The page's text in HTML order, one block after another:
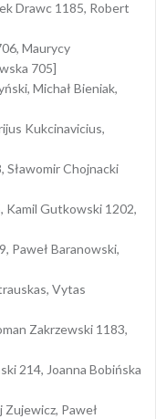
Drawc 1185, Robert
Maurycy
705]
Michał Bieniak,
Kukcinavicius,
Chojnacki
Kamil Gutkowski 1202,
Paweł Baranowski,
Vytas
Zakrzewski 1183,
214, Joanna Bobińska
Paweł